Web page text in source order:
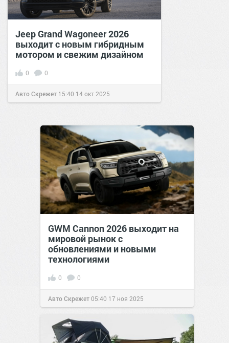
Jeep Grand Wagoneer 2026
выходит с новым гибридным
мотором и свежим дизайном
0 0
Авто Скрежет 15:40 14 окт 2025
GWM Cannon 2026 выходит на
мировой рынок с
обновлениями и новыми
технологиями
0 0
Авто Скрежет05:40 17 ноя 2025